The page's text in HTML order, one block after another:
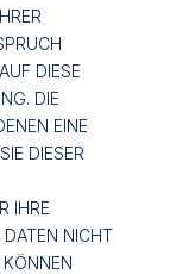
DIESE
DIE
EINE
DIESER
IHRE
DATEN NICHT